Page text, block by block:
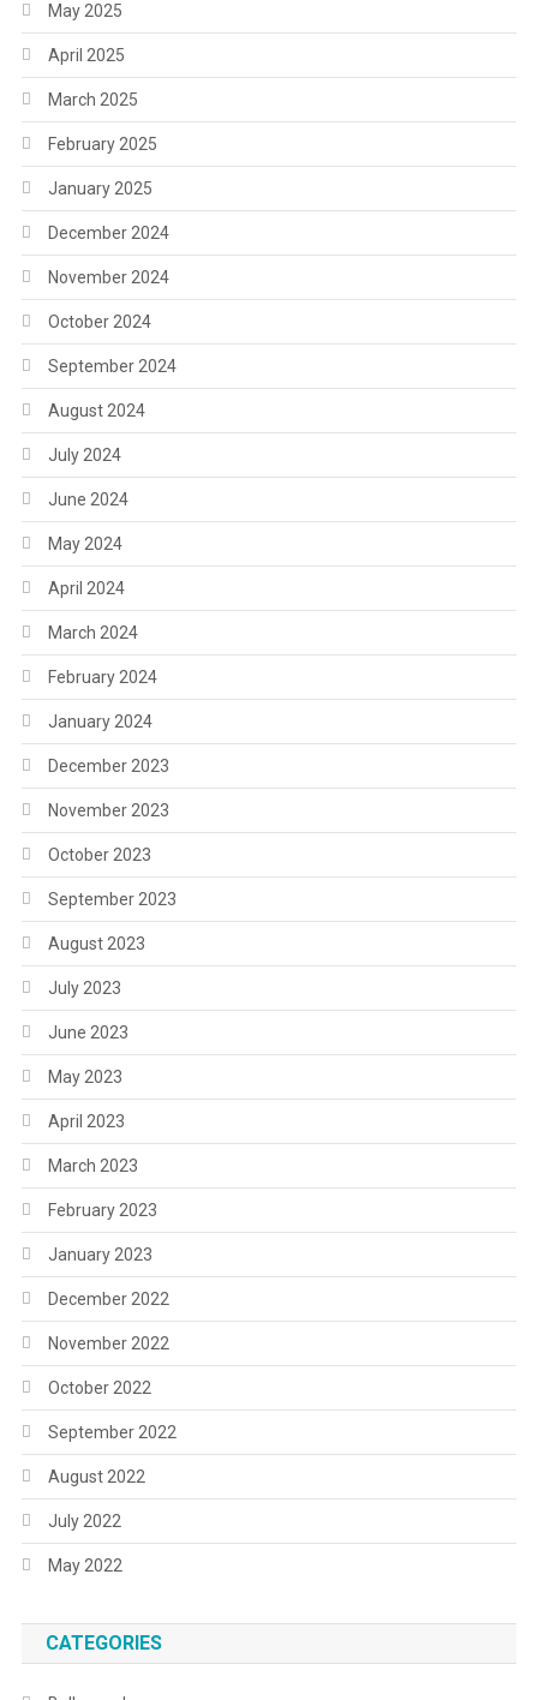
May 2025
April 2025
March 2025
February 2025
January 2025
December 2024
November 2024
October 2024
September 2024
August 2024
July 2024
June 2024
May 2024
April 2024
March 2024
February 2024
January 2024
December 2023
November 2023
October 2023
September 2023
August 2023
July 2023
June 2023
May 2023
April 2023
March 2023
February 2023
January 2023
December 2022
November 2022
October 2022
September 2022
August 2022
July 2022
May 2022
CATEGORIES